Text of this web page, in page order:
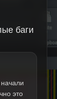
баги
это